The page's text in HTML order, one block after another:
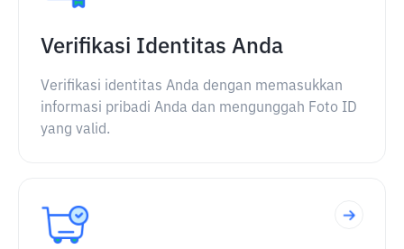
Verifikasi Identitas Anda
Verifikasi identitas Anda dengan memasukkan
informasi pribadi Anda dan mengunggah Foto ID
yang valid.